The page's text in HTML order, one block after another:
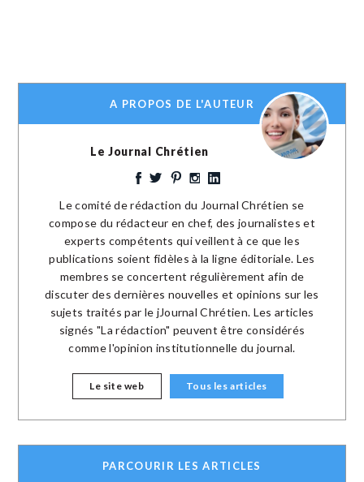
A PROPOS DE L'AUTEUR
Le Journal Chrétien
Le comité de rédaction du Journal Chrétien se
compose du rédacteur en chef, des journalistes et
experts compétents qui veillent à ce que les
publications soient fidèles à la ligne éditoriale. Les
membres se concertent régulièrement afin de
discuter des dernières nouvelles et opinions sur les
sujets traités par le jJournal Chrétien. Les articles
signés "La rédaction" peuvent être considérés
comme l'opinion institutionnelle du journal.
Le site web Tous les articles
PARCOURIR LES ARTICLES